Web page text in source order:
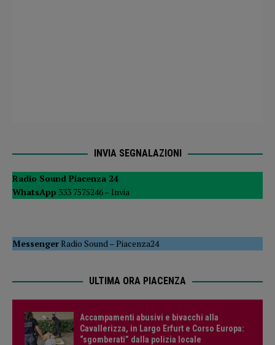
INVIA SEGNALAZIONI
Radio Sound Piacenza 24
WhatsApp 333 7575246 – Invia
MessengerRadio Sound–Piacenza24
ULTIMA ORA PIACENZA
Accampamenti abusivi e bivacchi alla
Cavallerizza, in Largo Erfurt e Corso Europa:
“sgomberati” dalla polizia locale